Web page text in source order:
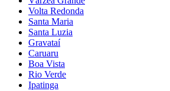
Volta Redonda
Santa Maria
Santa Luzia
Gravataí
Caruaru
Boa Vista
Rio Verde
Ipatinga